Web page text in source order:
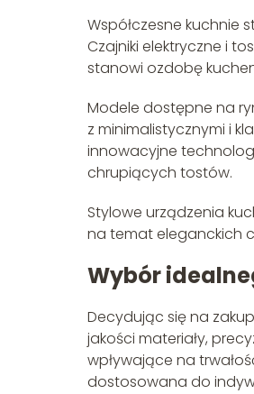
Współczesne kuchnie
Czajniki elektryczne i
stanowi ozdobę
Modele dostępne na
z minimalistycznymi i
innowacyjne
chrupiących tostów.
Stylowe urządzenia
na temat eleganckich
Wybór
Decydując się na
jakości materiały,
wpływające na
dostosowana do